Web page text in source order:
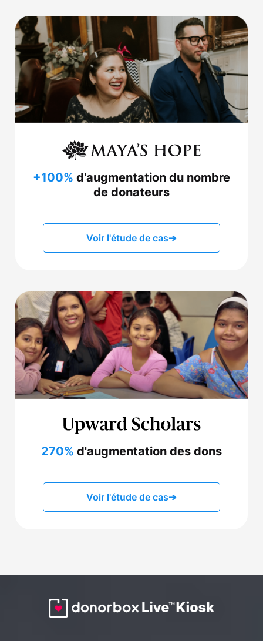
+100% d'augmentation du nombre
de donateurs
Voir l'étude de cas➔
270% d'augmentation des dons
Voir l'étude de cas➔